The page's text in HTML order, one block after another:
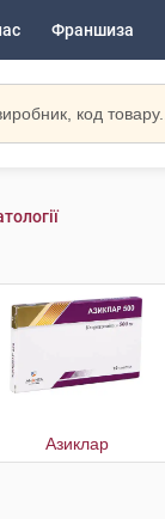
Франшиза
Азиклар